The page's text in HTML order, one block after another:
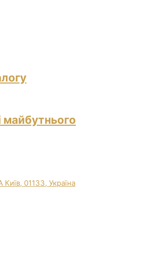
майбутнього
01133, Україна